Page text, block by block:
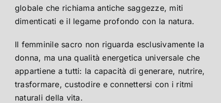
globale che richiama antiche saggezze, miti
dimenticati e il legame profondo con la natura.
Il femminile sacro non riguarda esclusivamente la
donna, ma una qualità energetica universale che
appartiene a tutti: la capacità di generare, nutrire,
trasformare, custodire e connettersi con i ritmi
naturali della vita.